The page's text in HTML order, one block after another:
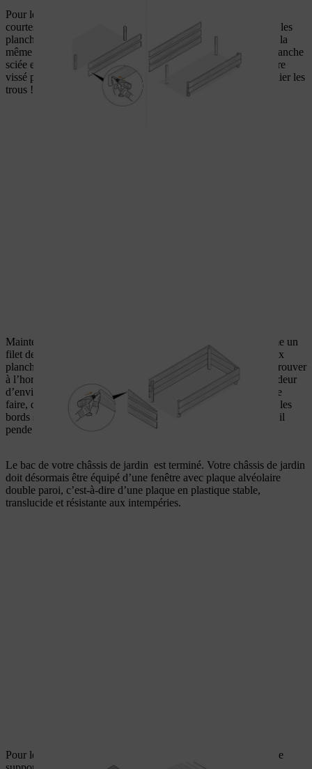
Pour les panneaux latéraux, placez à présent les planches plus
courtes de 10 x 1,8 cm sur les bois d’équarrissage (vissés avec les
planches plus longues). Pour ce faire, montez deux planches à la
même hauteur que les planches frontales et terminez avec la planche
sciée en triangle en haut. Le côté court de cette planche doit être
vissé par le haut aux planches des parties latérales (ne pas oublier les
trous !).
Maintenant, comme décrit ci-dessus, agrafez un grillage comme un
filet de volière sur toute la partie inférieure de votre parterre aux
planches du châssis les plus basses. Le grillage ne doit pas se trouver
à l’horizontale entre les planches, mais être placé à une profondeur
d’environ 10 à 15 centimètres sous le châssis de jardin. Pour ce
faire, découpez le morceau rectangulaire de filet de volière sur les
bords sur 10 centimètres, puis déformez-le de manière à ce qu’il
pende vers le milieu (attention, portez des gants !).
Le bac de votre châssis de jardin est terminé. Votre châssis de jardin
doit désormais être équipé d’une fenêtre avec plaque alvéolaire
double paroi, c’est-à-dire d’une plaque en plastique stable,
translucide et résistante aux intempéries.
Pour le cadre de fenêtre, commencez par construire un cadre de